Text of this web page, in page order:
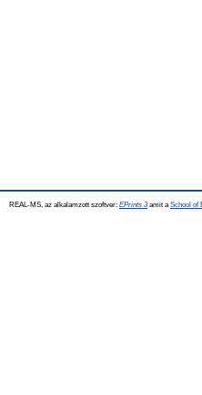
REAL-MS, az alkalamzott szoftver: EPrints 3amit a School of